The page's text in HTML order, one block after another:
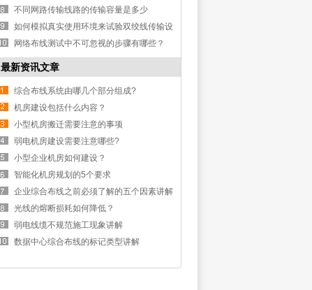
不同网路传输线路的传输容量是多少
如何模拟真实使用环境来试验双绞线传输设
备？
网络布线测试中不可忽视的步骤有哪些？
最新资讯文章
综合布线系统由哪几个部分组成?
机房建设包括什么内容？
小型机房搬迁需要注意的事项
弱电机房建设需要注意哪些?
小型企业机房如何建设？
智能化机房规划的5个要求
企业综合布线之前必须了解的五个因素讲解
光线的熔断损耗如何降低？
弱电线缆不规范施工现象讲解
数据中心综合布线的标记类型讲解